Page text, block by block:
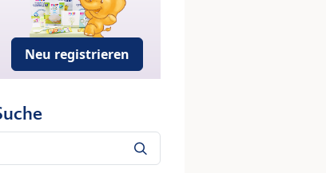
Neu registrieren